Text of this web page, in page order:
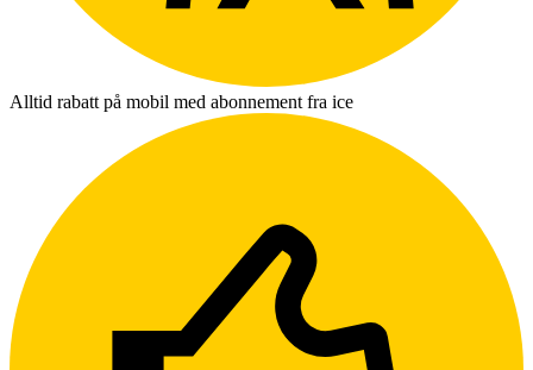
Alltid rabatt på mobil med abonnement fra ice